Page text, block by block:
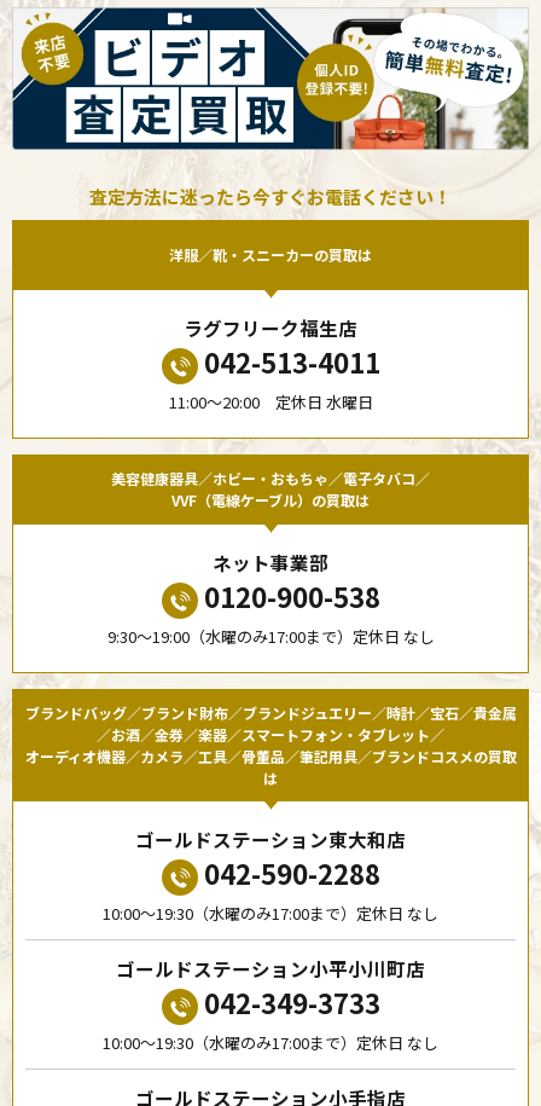
査定方法に迷ったら今すぐお電話ください！
洋服／靴・スニーカーの買取は
ラグフリーク福生店
042-513-4011
11:00〜20:00 定休日 水曜日
美容健康器具／ホビー・おもちゃ／電子タバコ／
VVF（電線ケーブル）の買取は
ネット事業部
0120-900-538
9:30〜19:00（水曜のみ17:00まで）定休日 なし
ブランドバッグ／ブランド財布／ブランドジュエリー／時計／宝石／貴金属
／お酒／金券／楽器／スマートフォン・タブレット／
オーディオ機器／カメラ／工具／骨董品／筆記用具／ブランドコスメの買取
は
ゴールドステーション東大和店
042-590-2288
10:00〜19:30（水曜のみ17:00まで）定休日 なし
ゴールドステーション小平小川町店
042-349-3733
10:00〜19:30（水曜のみ17:00まで）定休日 なし
ゴールドステーション小手指店